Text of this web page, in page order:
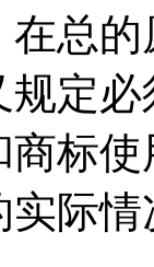
在总
定
标
际